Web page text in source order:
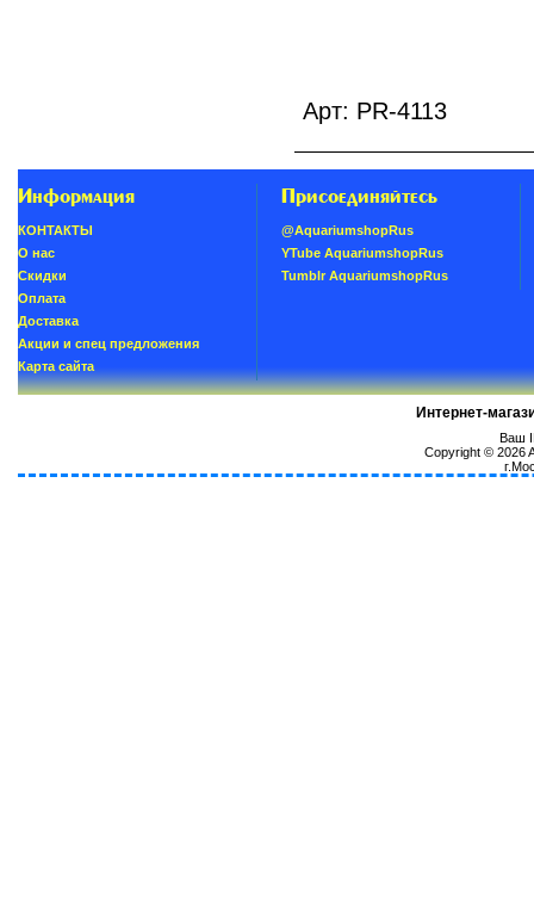
Арт: PR-4113
Информация
КОНТАКТЫ
О нас
Скидки
Oплатa
Доставка
Акции и спец предложения
Карта сайта
Присоединяйтесь
@AquariumshopRus
YTube AquariumshopRus
Tumblr AquariumshopRus
Интернет-
Ваш
Copyright © 2026